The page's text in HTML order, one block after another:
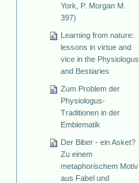
York, P. Morgan M.
397)
Learning from nature:
lessons in virtue and
vice in the Physiologus
and Bestiaries
Zum Problem der
Physiologus-
Traditionen in der
Emblematik
Der Biber - ein Asket?
Zu einem
metaphorischem Motiv
aus Fabel und